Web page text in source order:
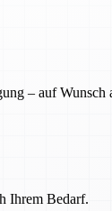
– auf Wunsch
Ihrem Bedarf.